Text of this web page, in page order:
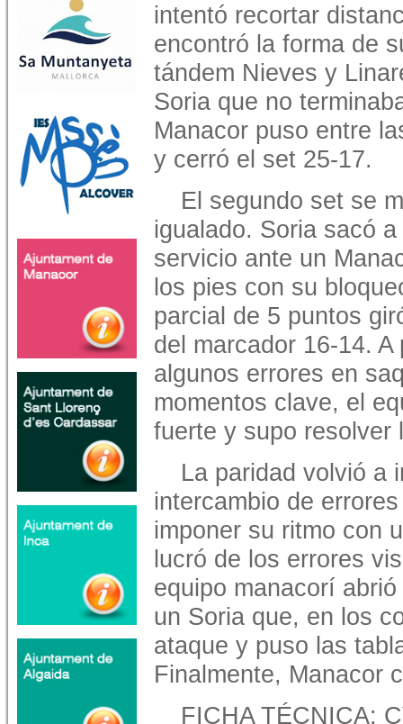
intentó recortar
encontró la forma de
tándem Nieves y
Soria que no
Manacor puso entre
y cerró el set 25-17.
El segundo set se
igualado. Soria sacó
servicio ante un
los pies con su
parcial de 5 puntos
del marcador 16-14. A
algunos errores en
momentos clave, el
fuerte y supo resolver
La paridad volvió a
intercambio de
imponer su ritmo con
lucró de los errores
equipo manacorí
un Soria que, en los
ataque y puso las
Finalmente, Manacor
FICHA TÉCNICA: